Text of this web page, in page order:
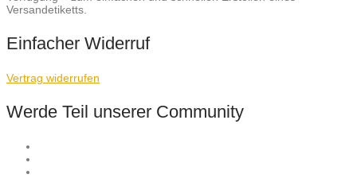
Versandetiketts.
Einfacher Widerruf
Vertrag widerrufen
Werde Teil unserer Community